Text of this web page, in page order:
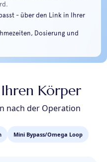
- über den Link in Ihrer
Dosierung und
Körper
nach der Operation
Mini Bypass/Omega Loop